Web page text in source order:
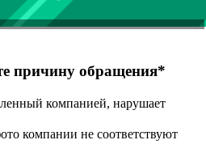
причину обращения*
компанией, нарушает
компании не соответствуют